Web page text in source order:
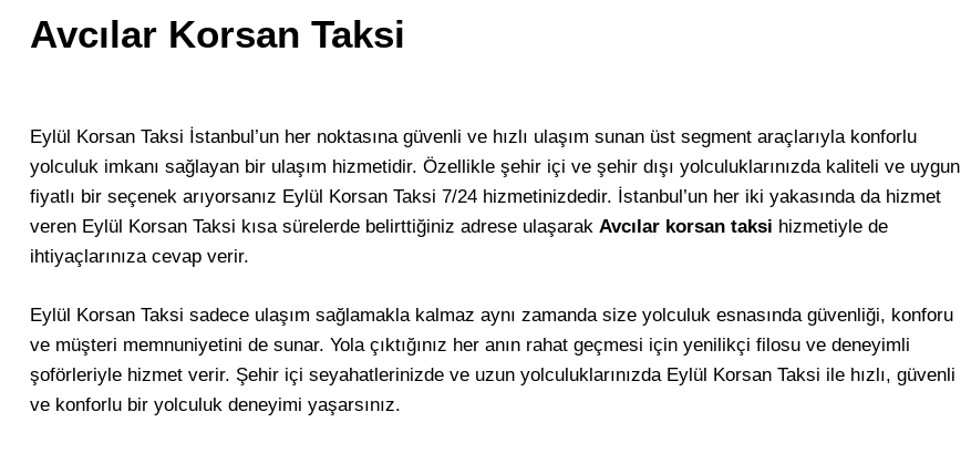
Avcılar Korsan Taksi
Eylül Korsan Taksi İstanbul’un her noktasına güvenli ve hızlı ulaşım sunan üst segment araçlarıyla konforlu
yolculuk imkanı sağlayan bir ulaşım hizmetidir. Özellikle şehir içi ve şehir dışı yolculuklarınızda kaliteli ve uygun
fiyatlı bir seçenek arıyorsanız Eylül Korsan Taksi 7/24 hizmetinizdedir. İstanbul’un her iki yakasında da hizmet
veren Eylül Korsan Taksi kısa sürelerde belirttiğiniz adrese ulaşarak Avcılar korsan taksi hizmetiyle de
ihtiyaçlarınıza cevap verir.
Eylül Korsan Taksi sadece ulaşım sağlamakla kalmaz aynı zamanda size yolculuk esnasında güvenliği, konforu
ve müşteri memnuniyetini de sunar. Yola çıktığınız her anın rahat geçmesi için yenilikçi filosu ve deneyimli
şoförleriyle hizmet verir. Şehir içi seyahatlerinizde ve uzun yolculuklarınızda Eylül Korsan Taksi ile hızlı, güvenli
ve konforlu bir yolculuk deneyimi yaşarsınız.